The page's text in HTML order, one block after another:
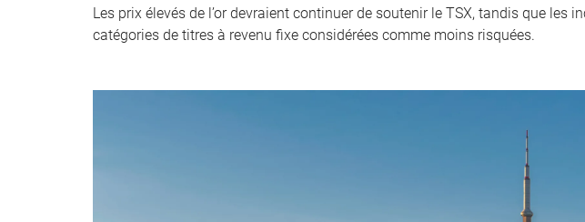
Les prix élevés de l’or devraient continuer de soutenir le TSX, tandis que
catégories de titres à revenu fixe considérées comme moins risquées.